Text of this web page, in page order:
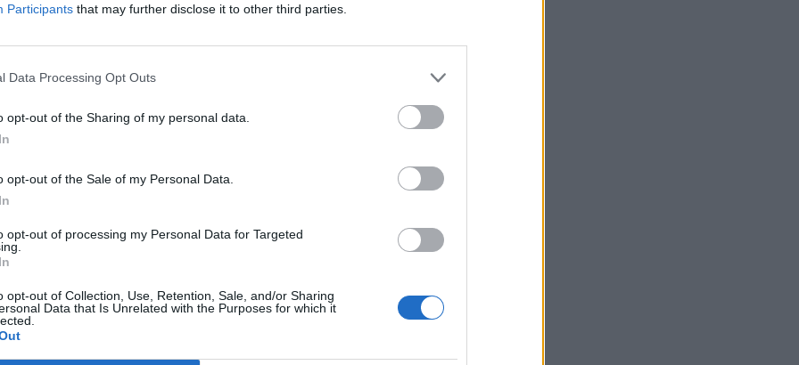
Participants that may further disclose it to other third parties.
Data Processing Opt Outs
opt-out of the Sharing of my personal data.
opt-out of the Sale of my Personal Data.
opt-out of processing my Personal Data for Targeted
opt-out of Collection, Use, Retention, Sale, and/or Sharing
Data that Is Unrelated with the Purposes for which it
viivästyksiä
vaarallinen miehittämätön
siirtymään sisätiloihin
päättymisestä tiedotetaan.